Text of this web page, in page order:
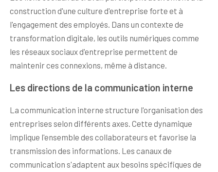
construction d'une culture d'entreprise forte et à
l'engagement des employés. Dans un contexte de
transformation digitale, les outils numériques comme
les réseaux sociaux d'entreprise permettent de
maintenir ces connexions, même à distance.
Les directions de la communication interne
La communication interne structure l'organisation des
entreprises selon différents axes. Cette dynamique
implique l'ensemble des collaborateurs et favorise la
transmission des informations. Les canaux de
communication s'adaptent aux besoins spécifiques de